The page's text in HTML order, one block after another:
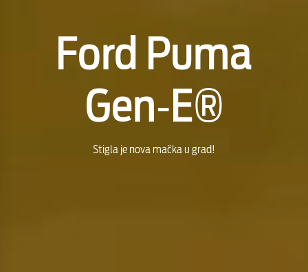
Ford Puma
Gen‑E®
Stigla je nova mačka u grad!